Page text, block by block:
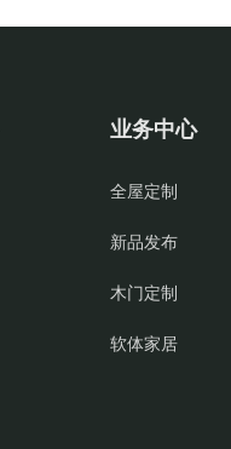
业务中心
全屋定制
新品发布
木门定制
软体家居